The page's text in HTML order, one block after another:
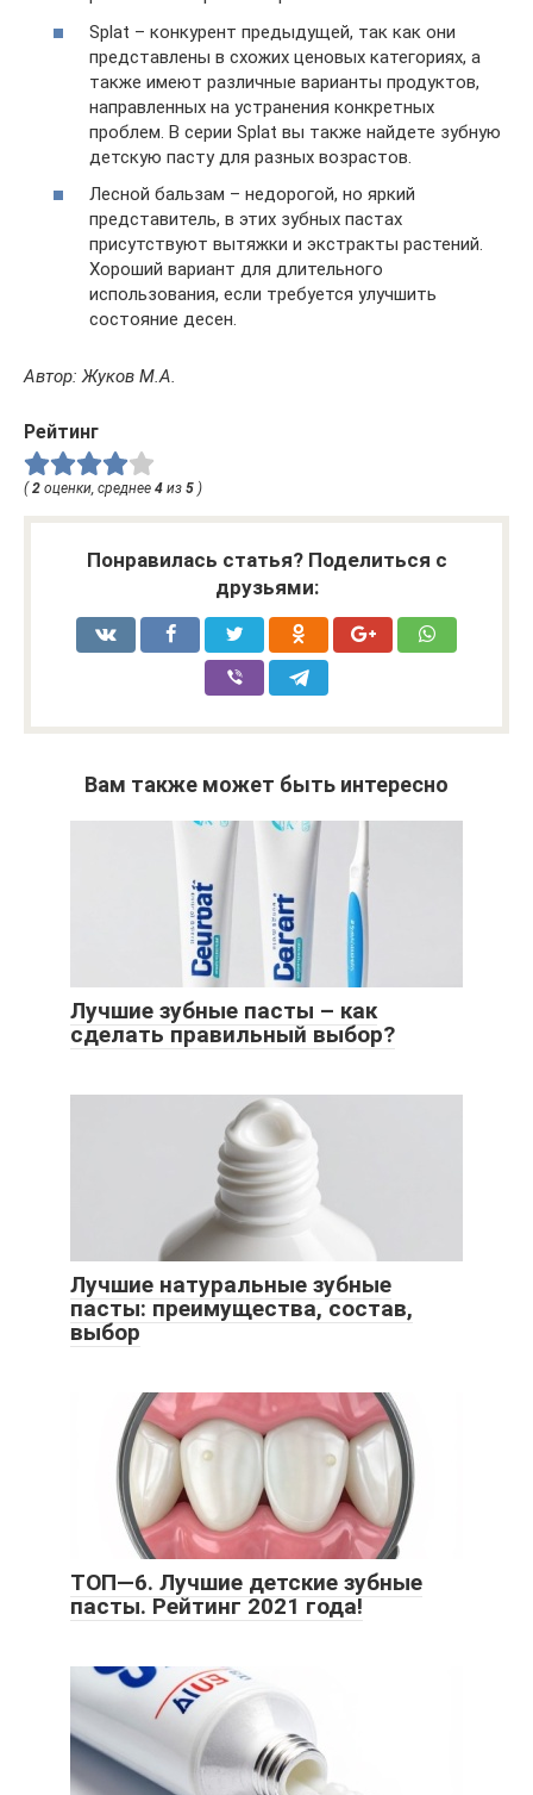
Splat – конкурент предыдущей, так как они
представлены в схожих ценовых категориях, а
также имеют различные варианты продуктов,
направленных на устранения конкретных
проблем. В серии Splat вы также найдете зубную
детскую пасту для разных возрастов.
Лесной бальзам – недорогой, но яркий
представитель, в этих зубных пастах
присутствуют вытяжки и экстракты растений.
Хороший вариант для длительного
использования, если требуется улучшить
состояние десен.
Автор: Жуков М.А.
Рейтинг
( 2 оценки, среднее 4 из 5 )
Понравилась статья? Поделиться с
друзьями:
Вам также может быть интересно
Лучшие зубные пасты – как
сделать правильный выбор?
Лучшие натуральные зубные
пасты: преимущества, состав,
выбор
ТОП—6. Лучшие детские зубные
пасты. Рейтинг 2021 года!